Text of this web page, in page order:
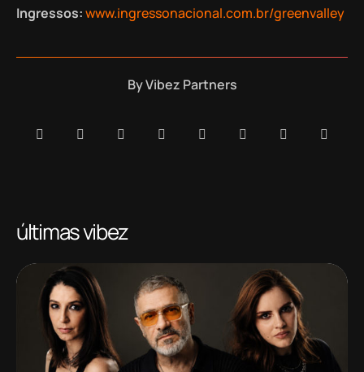
Ingressos:www.ingressonacional.com.br/greenvalley
ByVibez Partners
últimas vibez